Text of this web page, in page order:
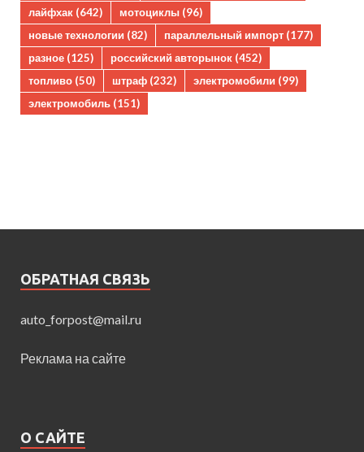
лайфхак (642) мотоциклы (96)
новые технологии (82) параллельный импорт (177)
разное (125) российский авторынок (452)
топливо (50) штраф (232) электромобили (99)
электромобиль (151)
ОБРАТНАЯ СВЯЗЬ
auto_forpost@mail.ru
Реклама на сайте
О САЙТЕ